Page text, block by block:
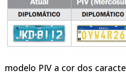
modelo PIV a cor dos